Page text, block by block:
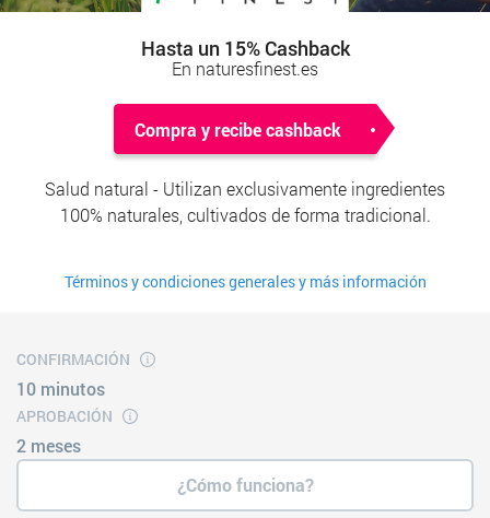
Hasta un 15% Cashback
En naturesfinest.es
Compra y recibe cashback
Salud natural - Utilizan exclusivamente ingredientes
100% naturales, cultivados de forma tradicional.
Términos y condiciones generales y más información
CONFIRMACIÓN
10 minutos
APROBACIÓN
2 meses
¿Cómo funciona?